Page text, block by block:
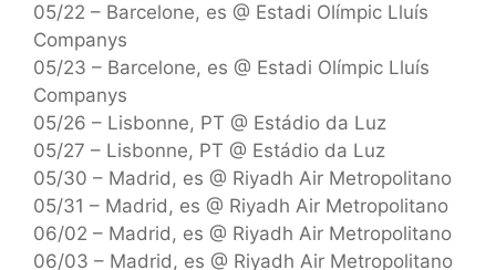
05/22 – Barcelone, es @ Estadi Olímpic Lluís
Companys
05/23 – Barcelone, es @ Estadi Olímpic Lluís
Companys
05/26 – Lisbonne, PT @ Estádio da Luz
05/27 – Lisbonne, PT @ Estádio da Luz
05/30 – Madrid, es @ Riyadh Air Metropolitano
05/31 – Madrid, es @ Riyadh Air Metropolitano
06/02 – Madrid, es @ Riyadh Air Metropolitano
06/03 – Madrid, es @ Riyadh Air Metropolitano